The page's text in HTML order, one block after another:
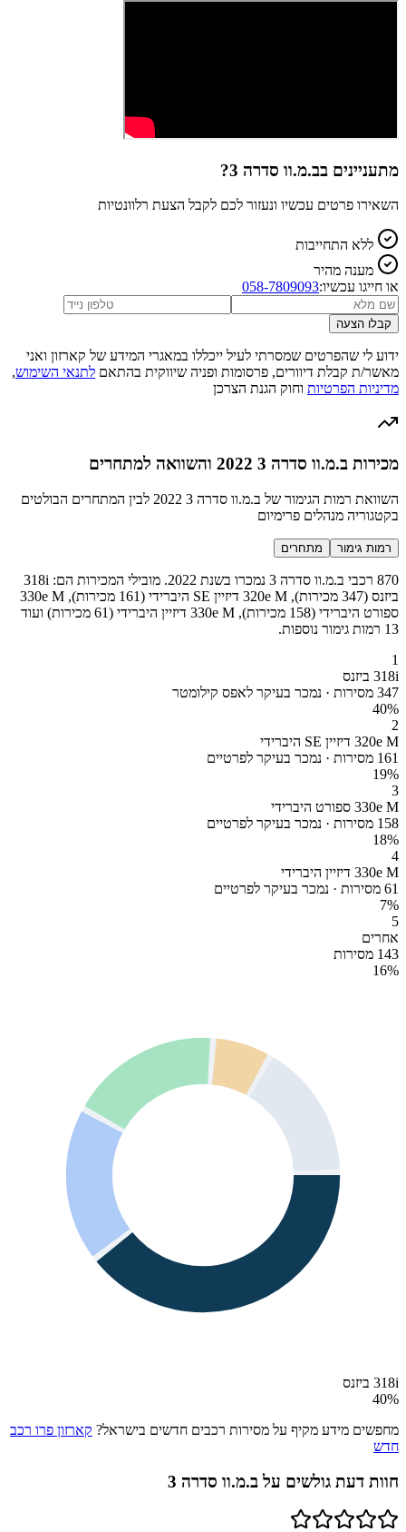
מתעניינים בב.מ.וו סדרה 3 ?
השאירו פרטים עכשיו ונעזור לכם לקבל הצעת רלוונטיות
ללא התחייבות
מענה מהיר
או חייגו עכשיו:058-7809093
קבלו הצעה
ידוע לי שהפרטים שמסרתי לעיל ייכללו במאגרי המידע של קארזון ואני
מאשר/ת קבלת דיוורים, פרסומות ופניה שיווקית בהתאם לתנאי השימוש,
מדיניות הפרטיות וחוק הגנת הצרכן
מכירות ב.מ.וו סדרה 3 2022 והשוואה למתחרים
השוואת רמות הגימור של ב.מ.וו סדרה 3 2022 לבין המתחרים הבולטים
בקטגוריה מנהלים פרימיום
רמות גימור מתחרים
870 רכבי ב.מ.וו סדרה 3 נמכרו בשנת 2022. מובילי המכירות הם: 318i
ביזנס (347 מכירות), 320e M דיזיין SE היברידי (161 מכירות), 330e M
ספורט היברידי (158 מכירות), 330e M דיזיין היברידי (61 מכירות) ועוד
13 רמות גימור נוספות.
1
318i ביזנס
347 מסירות · נמכר בעיקר לאפס קילומטר
40%
2
320e M דיזיין SE היברידי
161 מסירות · נמכר בעיקר לפרטיים
19%
3
330e M ספורט היברידי
158 מסירות · נמכר בעיקר לפרטיים
18%
4
330e M דיזיין היברידי
61 מסירות · נמכר בעיקר לפרטיים
7%
5
אחרים
143 מסירות
16%
318i ביזנס
40%
מחפשים מידע מקיף על מסירות רכבים חדשים בישראל? קארזון פרו רכב
חדש
חוות דעת גולשים עלב.מ.וו סדרה 3